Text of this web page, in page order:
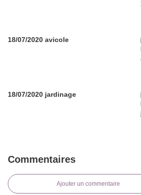
18/07/2020 avicole
18/07/2020 jardinage
Commentaires
Ajouter un commentaire